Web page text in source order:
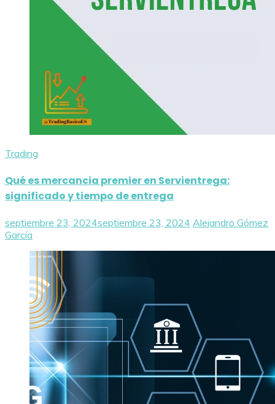
Trading
Qué es mercancia premier en Servientrega:
significado y tiempo de entrega
septiembre 23, 2024septiembre 23, 2024 Alejandro Gómez
García